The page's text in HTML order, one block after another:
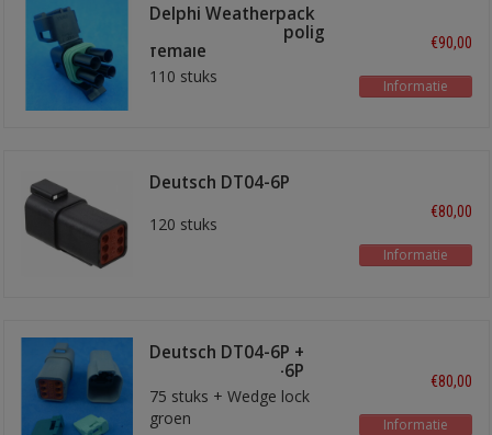
Delphi Weatherpack
stekkerhuizen 4 polig
female
110 stuks
€90,00
Informatie
Deutsch DT04-6P
120 stuks
€80,00
Informatie
Deutsch DT04-6P +
Amphenol AT04-6P
75 stuks + Wedge lock
groen
€80,00
Informatie